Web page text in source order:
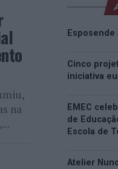
na
Cinco
iniciativa
EMEC
de
Escola de
Atelier